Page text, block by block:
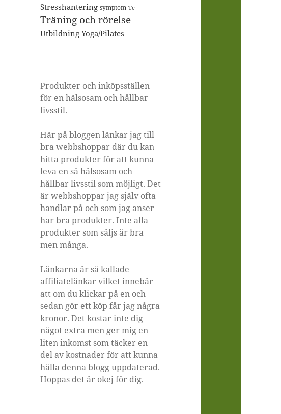
Stresshantering symptom Te
Träning och rörelse
UtbildningYoga/Pilates
Produkter och inköpsställen
för en hälsosam och hållbar
livsstil.
Här på bloggen länkar jag till
bra webbshoppar där du kan
hitta produkter för att kunna
leva en så hälsosam och
hållbar livsstil som möjligt. Det
är webbshoppar jag själv ofta
handlar på och som jag anser
har bra produkter. Inte alla
produkter som säljs är bra
men många.
Länkarna är så kallade
affiliatelänkar vilket innebär
att om du klickar på en och
sedan gör ett köp får jag några
kronor. Det kostar inte dig
något extra men ger mig en
liten inkomst som täcker en
del av kostnader för att kunna
hålla denna blogg uppdaterad.
Hoppas det är okej för dig.